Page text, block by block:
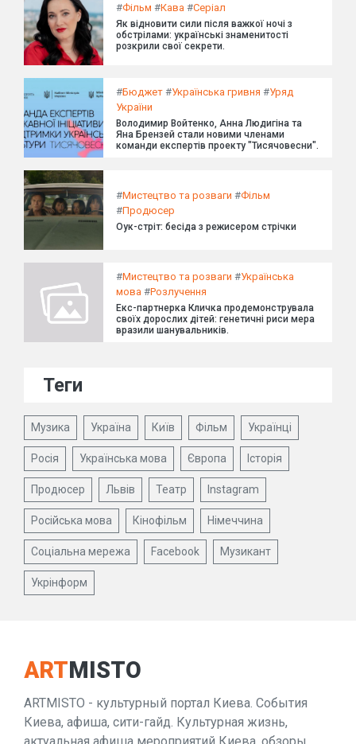
#Фільм #Кава #Серіал
Як відновити сили після важкої ночі з
обстрілами: українські знаменитості
розкрили свої секрети.
#Бюджет #Українська гривня #Уряд
України
Володимир Войтенко, Анна Людигіна та
Яна Брензей стали новими членами
команди експертів проекту "Тисячовесни".
#Мистецтво та розваги #Фільм
#Продюсер
Оук-стріт: бесіда з режисером стрічки
#Мистецтво та розваги #Українська
мова #Розлучення
Екс-партнерка Кличка продемонструвала
своїх дорослих дітей: генетичні риси мера
вразили шанувальників.
Теги
Музика Україна Київ Фільм Українці
Росія Українська мова Європа Історія
Продюсер Львів Театр Instagram
Російська мова Кінофільм Німеччина
Соціальна мережа Facebook Музикант
Укрінформ
ARTMISTO
ARTMISTO - культурный портал Киева. События
Киева, афиша, сити-гайд. Культурная жизнь,